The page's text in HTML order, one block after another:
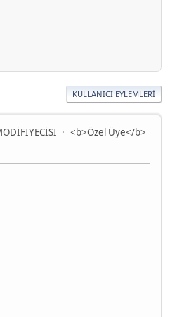
KULLANICI EYLEMLERI
<b>Özel Üye</b>